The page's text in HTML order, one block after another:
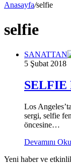
Anasayfa/selfie
selfie
SANATTAN
5 Şubat 2018
SELFIE
Los
sergi, selfie
öncesine…
Devamını
Yeni haber ve